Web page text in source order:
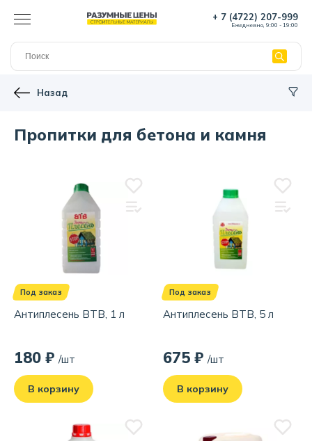
+ 7 (4722) 207-999
Ежедневно, 9:00 - 19:00
Назад
Пропитки для бетона и камня
Под заказ
Антиплесень ВТВ, 1 л
180 ₽ /шт
В корзину
Под заказ
Антиплесень ВТВ, 5 л
675 ₽ /шт
В корзину